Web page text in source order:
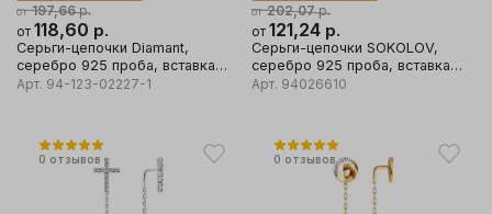
от 197,66р.
от 118,60 р.
Серьги-цепочки Diamant,
серебро 925 проба, вставка
фианит/эмаль
Арт. 94-123-02227-1
от 202,07р.
от 121,24 р.
Серьги-цепочки SOKOLOV,
серебро 925 проба, вставка
фианит
Арт. 94026610
0 отзывов 0 отзывов